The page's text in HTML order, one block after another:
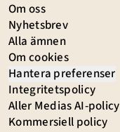
Om oss
Nyhetsbrev
Alla ämnen
Om cookies
Hantera preferenser
Integritetspolicy
Aller Medias AI-policy
Kommersiell policy